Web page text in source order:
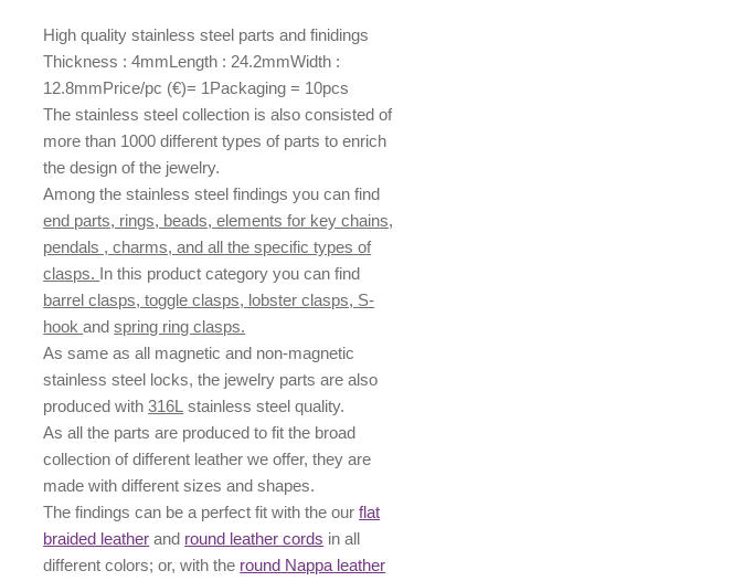
High quality stainless steel parts and finidings
Thickness : 4mmLength : 24.2mmWidth :
12.8mmPrice/pc (€)= 1Packaging = 10pcs
The stainless steel collection is also consisted of
more than 1000 different types of parts to enrich
the design of the jewelry.
Among the stainless steel findings you can find
end parts, rings, beads, elements for key chains,
pendals , charms, and all the specific types of
clasps. In this product category you can find
barrel clasps, toggle clasps, lobster clasps, S-
hookandspring ring clasps.
As same as all magnetic and non-magnetic
stainless steel locks, the jewelry parts are also
produced with316L stainless steel quality.
As all the parts are produced to fit the broad
collection of different leather we offer, they are
made with different sizes andshapes.
The findings can be a perfect fit with the ourflat
braided leather and round leather cords in all
different colors; or, with the round Nappa leather